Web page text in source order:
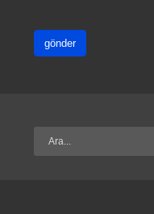
gönder